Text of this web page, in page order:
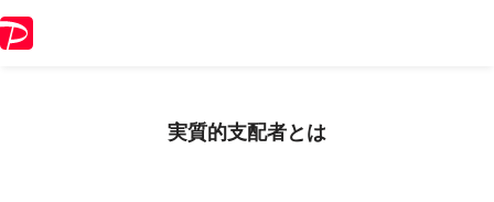
実質的支配者とは